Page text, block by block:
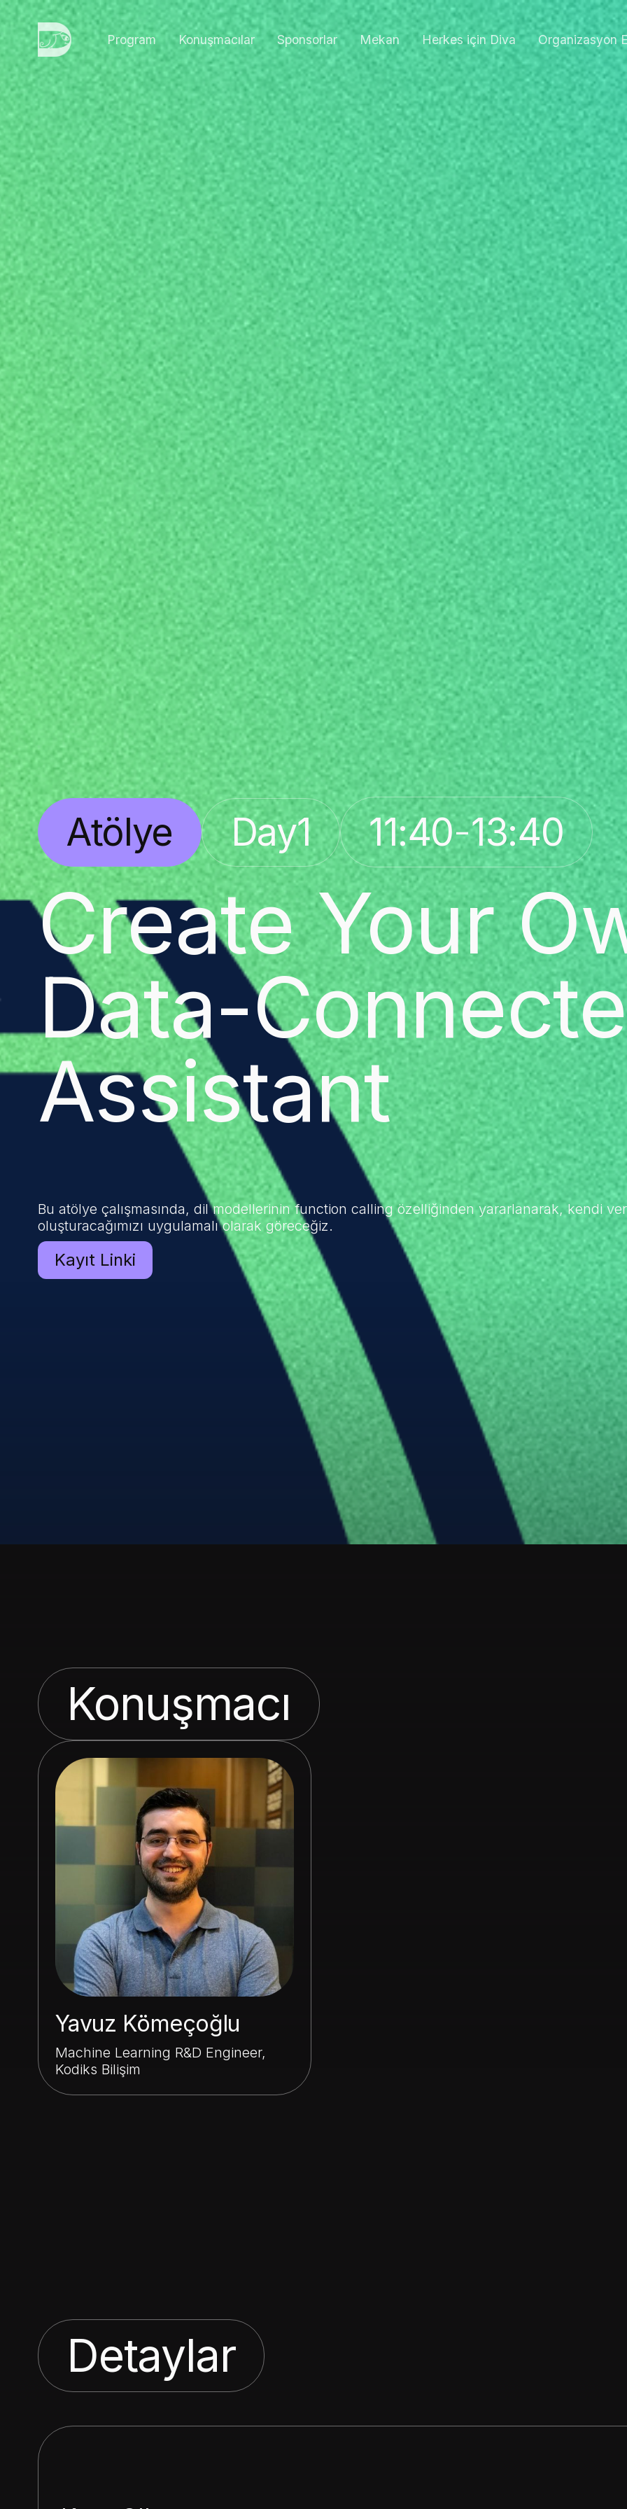
Program Konuşmacılar Sponsorlar Mekan Herkes için Diva Organizasyon
Atölye Day1 11:40-13:40
Create Your
Data-
Assistant
Bu atölye çalışmasında, dil modellerinin function calling özelliğinden yararlanarak, kendi
oluşturacağımızı uygulamalı olarak göreceğiz.
Kayıt Linki
Konuşmacı
Yavuz Kömeçoğlu
Machine Learning R&D Engineer,
Kodiks Bilişim
Detaylar